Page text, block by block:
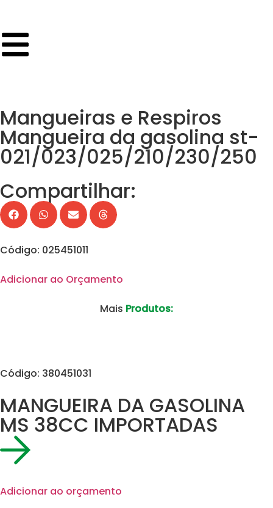
Mangueiras e Respiros
Mangueira da gasolina st-
021/023/025/210/230/250
Compartilhar:
Código: 025451011
Adicionar ao Orçamento
Mais Produtos:
Código: 380451031
MANGUEIRA DA GASOLINA
MS 38CC IMPORTADAS
Adicionar ao orçamento